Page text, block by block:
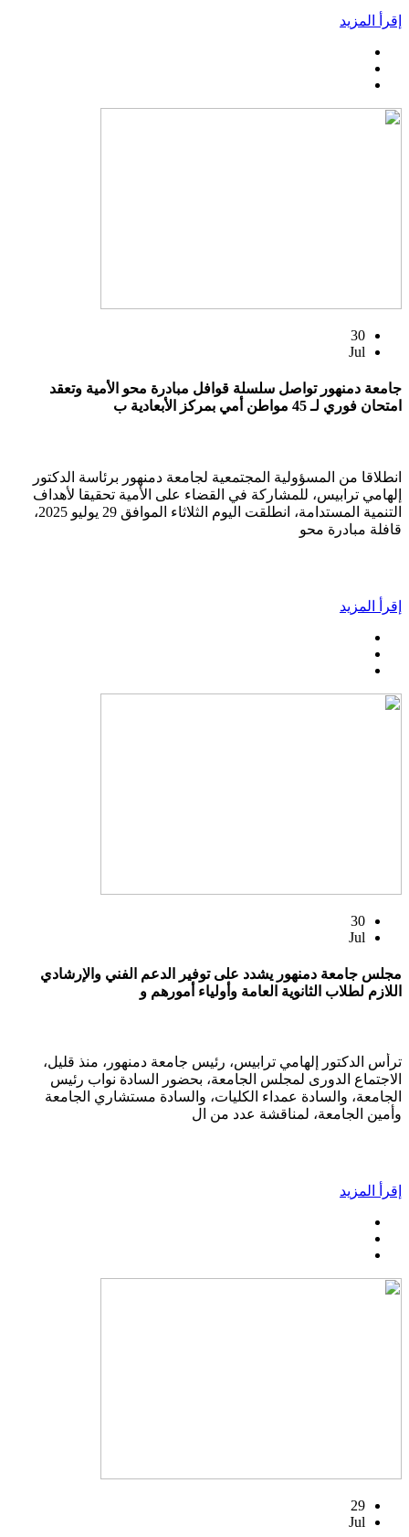
إقرأ المزيد
30
Jul
جامعة دمنهور تواصل سلسلة قوافل مبادرة محو الأمية وتعقد
امتحان فوري لـ 45 مواطن أمي بمركز الأبعادية ب
انطلاقا من المسؤولية المجتمعية لجامعة دمنهور برئاسة الدكتور
إلهامي ترابيس، للمشاركة في القضاء على الأمية تحقيقا لأهداف
التنمية المستدامة، انطلقت اليوم الثلاثاء الموافق 29 يوليو 2025،
قافلة مبادرة محو
إقرأ المزيد
30
Jul
مجلس جامعة دمنهور يشدد على توفير الدعم الفني والإرشادي
اللازم لطلاب الثانوية العامة وأولياء أمورهم و
ترأس الدكتور إلهامي ترابيس، رئيس جامعة دمنهور، منذ قليل،
الاجتماع الدورى لمجلس الجامعة، بحضور السادة نواب رئيس
الجامعة، والسادة عمداء الكليات، والسادة مستشاري الجامعة
وأمين الجامعة، لمناقشة عدد من ال
إقرأ المزيد
29
Jul